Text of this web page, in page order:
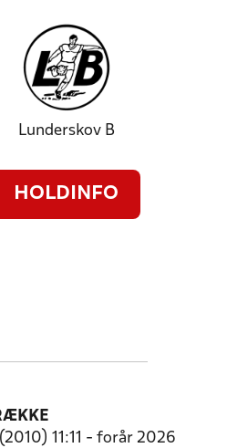
Lunderskov B
HOLDINFO
11:11 - forår 2026